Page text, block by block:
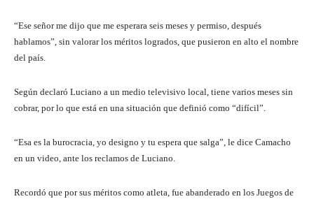
“Ese señor me dijo que me esperara seis meses y permiso, después
hablamos”, sin valorar los méritos logrados, que pusieron en alto el nombre
del país.
Según declaró Luciano a un medio televisivo local, tiene varios meses sin
cobrar, por lo que está en una situación que definió como “difícil”.
“Esa es la burocracia, yo designo y tu espera que salga”, le dice Camacho
en un video, ante los reclamos de Luciano.
Recordó que por sus méritos como atleta, fue abanderado en los Juegos de